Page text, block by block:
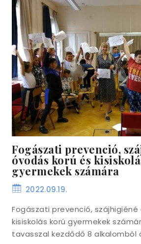
Fogászati prevenció,
óvodás korú és
gyermekek számára
2022.09.19.
Fogászati prevenció, szájhigiéné
kisiskolás korú gyermekek
tavasszal kezdődő 8 alkalomból